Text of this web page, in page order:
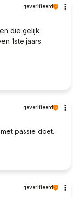
geverifieerd
die gelijk
1ste jaars
geverifieerd
passie doet.
geverifieerd